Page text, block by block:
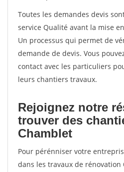
Toutes les demandes devis
service Qualité avant la mise
Un processus qui permet de
demande de devis. Vous
contact avec les particuliers
leurs chantiers travaux.
Rejoignez notre
trouver des
Chamblet
Pour pérénniser votre
dans les travaux de